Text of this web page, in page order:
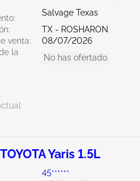
Salvage Texas
TX - ROSHARON
venta:
08/07/2026
la
No has ofertado
Yaris 1.5L
45******